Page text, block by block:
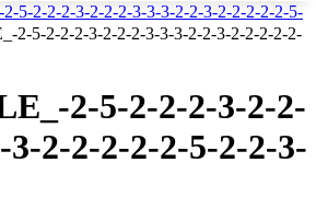
5-2-2-2-3-2-2-2-3-3-3-2-2-3-2-2-2-2-2-5-
2-5-2-2-2-3-2-2-2-3-3-3-2-2-3-2-2-2-2-2-
2-5-2-2-2-3-2-2-
3-2-2-2-2-2-5-2-2-3-